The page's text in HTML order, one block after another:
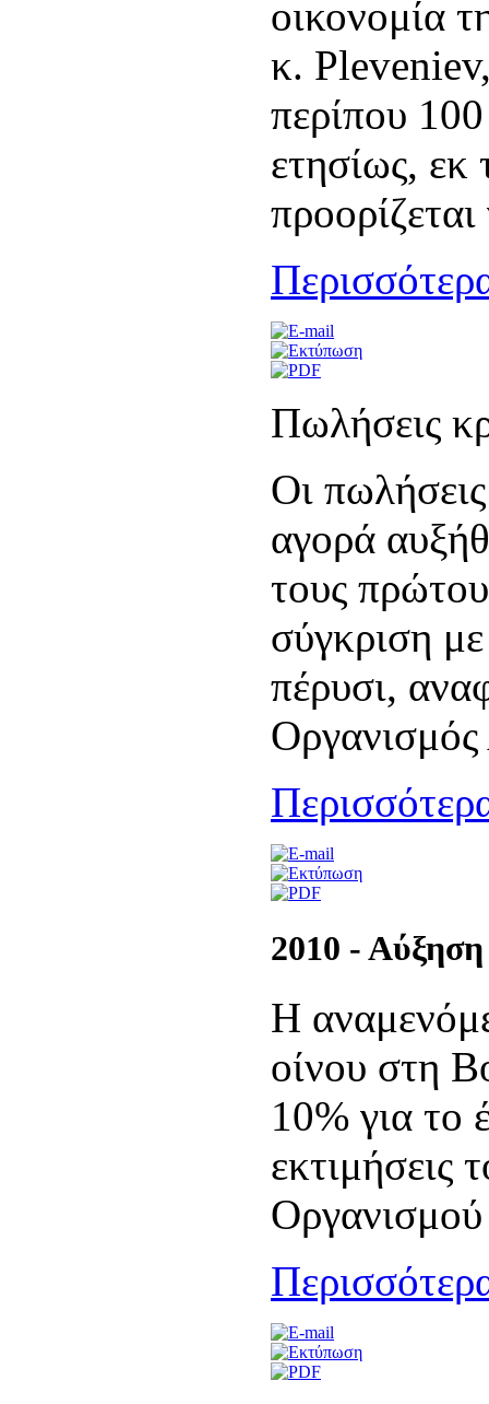
οικονομία
κ.
περίπου
ετησίως,
Πωλήσεις
Οι
αγορά
τους
σύγκριση
πέρυσι,
2010 - Αύξηση
Η
οίνου στη
10% για το
εκτιμήσεις